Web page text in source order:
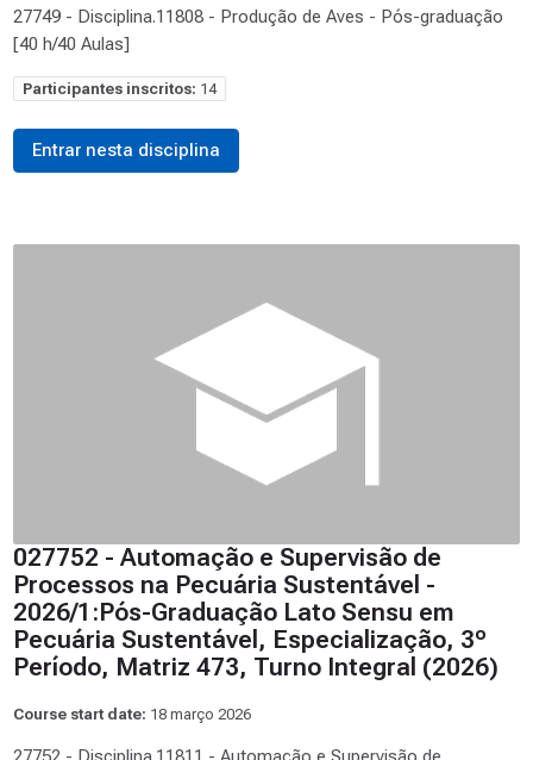
27749 - Disciplina.11808 - Produção de Aves - Pós-graduação
[40 h/40 Aulas]
Participantes inscritos: 14
Entrar nesta disciplina
027752 - Automação e Supervisão de
Processos na Pecuária Sustentável -
2026/1:Pós-Graduação Lato Sensu em
Pecuária Sustentável, Especialização, 3º
Período, Matriz 473, Turno Integral (2026)
Course start date: 18 março 2026